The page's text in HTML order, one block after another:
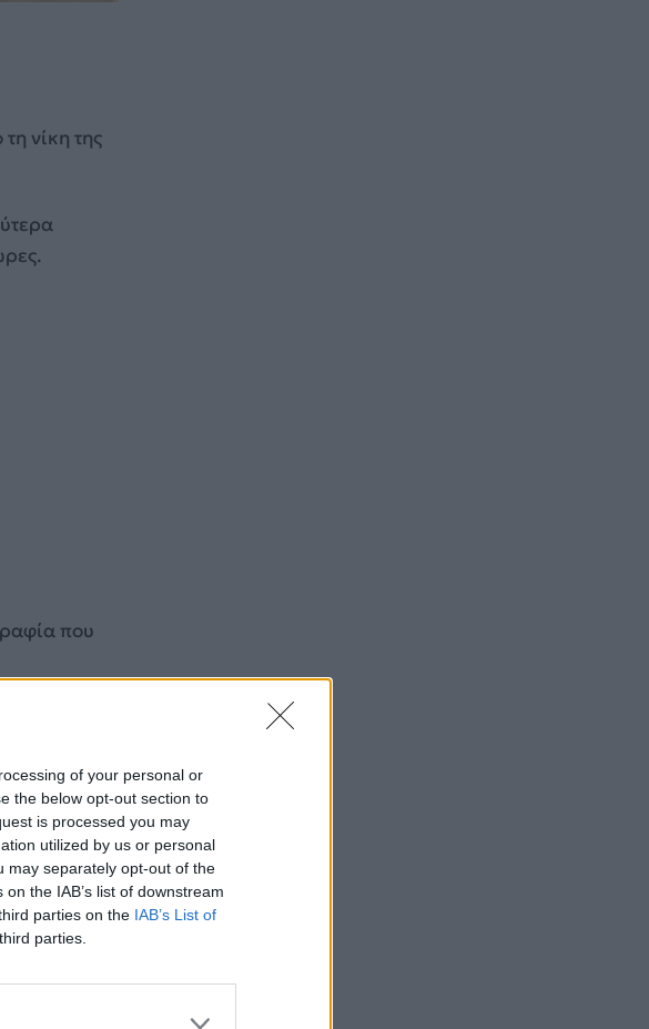
of your personal or
the below opt-out section to
is processed you may
utilized by us or personal
may separately opt-out of the
the IAB’s list of downstream
parties on the IAB’s List of
parties.
νίκη της
που